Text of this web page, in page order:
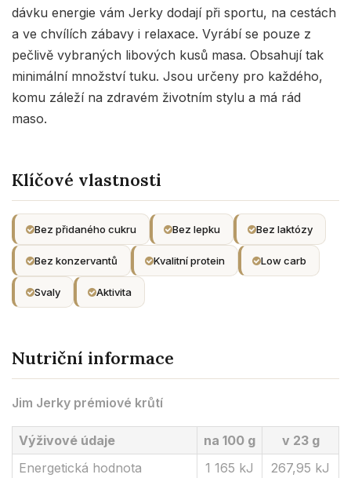
dávku energie vám Jerky dodají při sportu, na cestách
a ve chvílích zábavy i relaxace. Vyrábí se pouze z
pečlivě vybraných libových kusů masa. Obsahují tak
minimální množství tuku. Jsou určeny pro každého,
komu záleží na zdravém životním stylu a má rád
maso.
Klíčové vlastnosti
Bez přidaného cukru Bez lepku Bez laktózy
Bez konzervantů Kvalitní protein Low carb
Svaly Aktivita
Nutriční informace
Jim Jerky prémiové krůtí
Výživové údaje na 100 g
v 23 g
Energetická hodnota
1 165 kJ 267,95 kJ